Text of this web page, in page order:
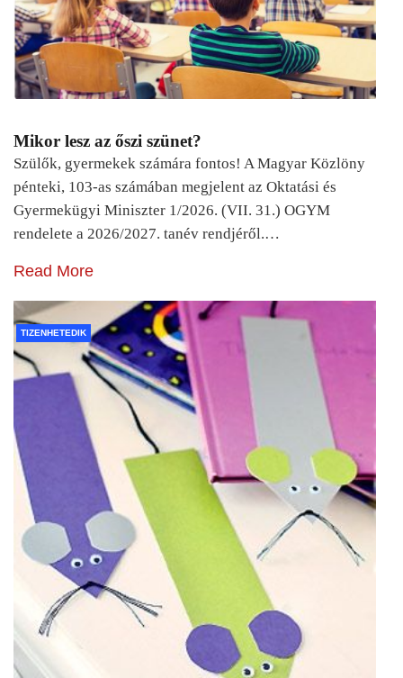
Mikor lesz az őszi szünet?
Szülők, gyermekek számára fontos! A Magyar Közlöny
pénteki, 103-as számában megjelent az Oktatási és
Gyermekügyi Miniszter 1/2026. (VII. 31.) OGYM
rendelete a 2026/2027. tanév rendjéről.…
Read More
TIZENHETEDIK